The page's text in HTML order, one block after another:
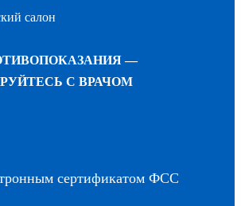
салон
—
С ВРАЧОМ
сертификатом ФСС